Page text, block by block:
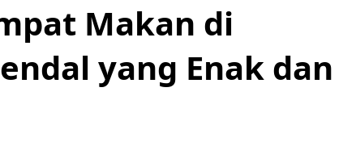
Makan di
yang Enak dan